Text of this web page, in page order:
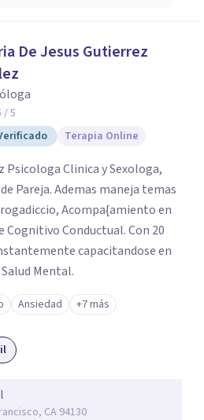
De Jesus Gutierrez
/ 5
Terapia Online
Psicologa Clinica y Sexologa,
Pareja. Ademas maneja temas
Acompa{amiento en
Cognitivo Conductual. Con 20
capacitandose en
Mental.
Ansiedad +7 más
CA 94130